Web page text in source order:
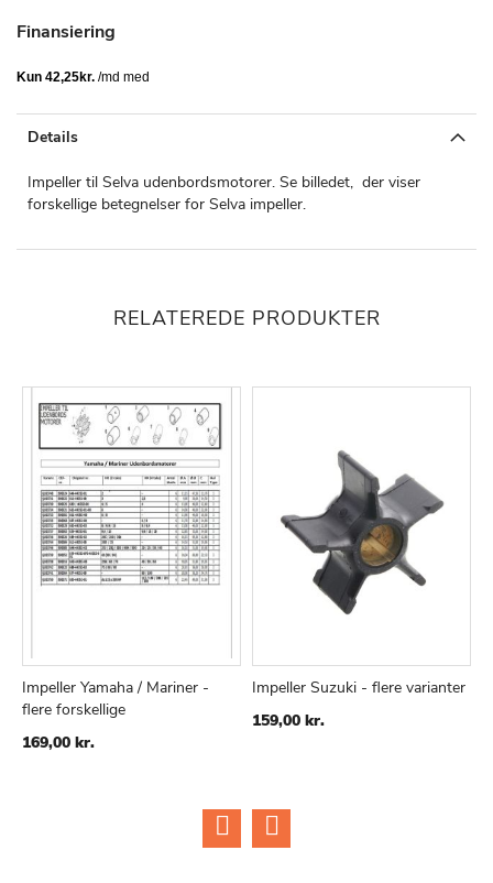
Finansiering
Details
Impeller til Selva udenbordsmotorer. Se billedet, der viser
forskellige betegnelser for Selva impeller.
RELATEREDE PRODUKTER
TILFØJ
TIL
ØNSKE
SAMMENLIGN
Impeller Yamaha / Mariner -
flere forskellige
169,00 kr.
TILFØJ
TIL
Impeller Suzuki - flere varianter
159,00 kr.